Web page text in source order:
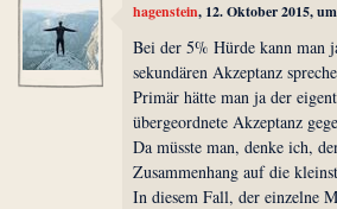
hagenstein, 12. Oktober 2015,
Bei der 5% Hürde kann man
sekundären Akzeptanz
Primär hätte man ja der
übergeordnete Akzeptanz
Da müsste man, denke ich,
Zusammenhang auf die
In diesem Fall, der einzelne